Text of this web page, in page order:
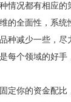
况都有相应的
的全面性，系统
减少一些，尽
每个领域的好
你的资金配比